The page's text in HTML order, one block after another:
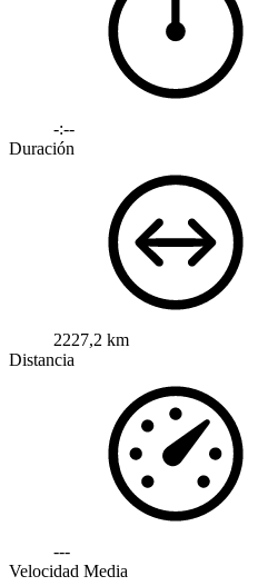
-:--
Duración
2227,2 km
Distancia
---
Velocidad Media